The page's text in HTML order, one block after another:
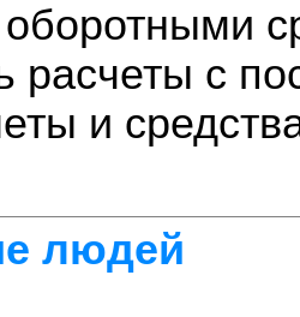
оборотными
расчеты с
и
людей